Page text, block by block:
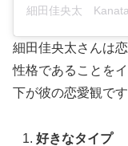
細田佳央太さんは
性格であることを
下が彼の恋愛観です
好きなタイプ